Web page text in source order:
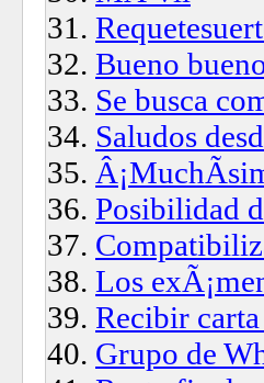
Bueno
Se busca
Saludos
Posibilidad
Los
Recibir
Grupo de